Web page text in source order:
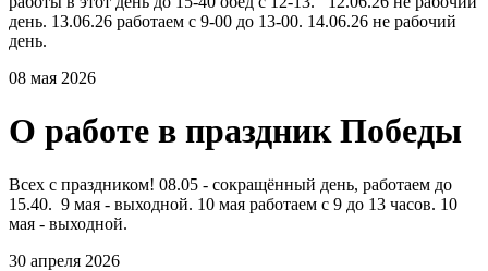
день. 13.06.26 работаем с 9-00 до 13-00. 14.06.26 не рабочий
день.
08 мая 2026
О работе в праздник Победы
Всех с праздником! 08.05 - сокращённый день, работаем до
15.40. 9 мая - выходной. 10 мая работаем с 9 до 13 часов. 10
мая - выходной.
30 апреля 2026